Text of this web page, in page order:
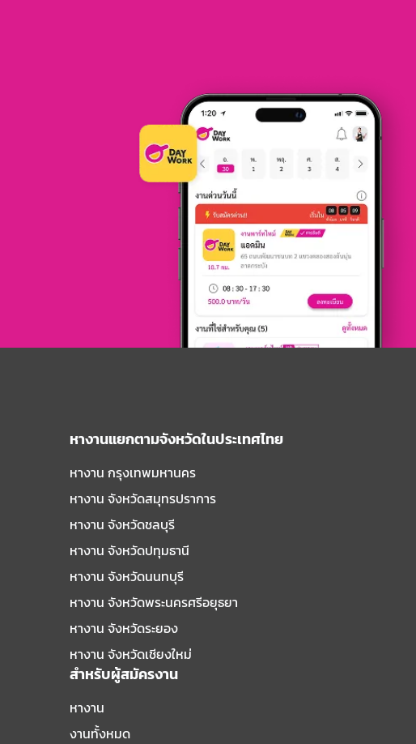
หางานแยกตามจังหวัดในประเทศไทย
หางาน กรุงเทพมหานคร
หางาน จังหวัดสมุทรปราการ
หางาน จังหวัดชลบุรี
หางาน จังหวัดปทุมธานี
หางาน จังหวัดนนทบุรี
หางาน จังหวัดพระนครศรีอยุธยา
หางาน จังหวัดระยอง
หางาน จังหวัดเชียงใหม่
สำหรับผู้สมัครงาน
หางาน
งานทั้งหมด